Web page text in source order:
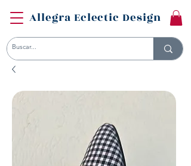
Allegra Eclectic Design